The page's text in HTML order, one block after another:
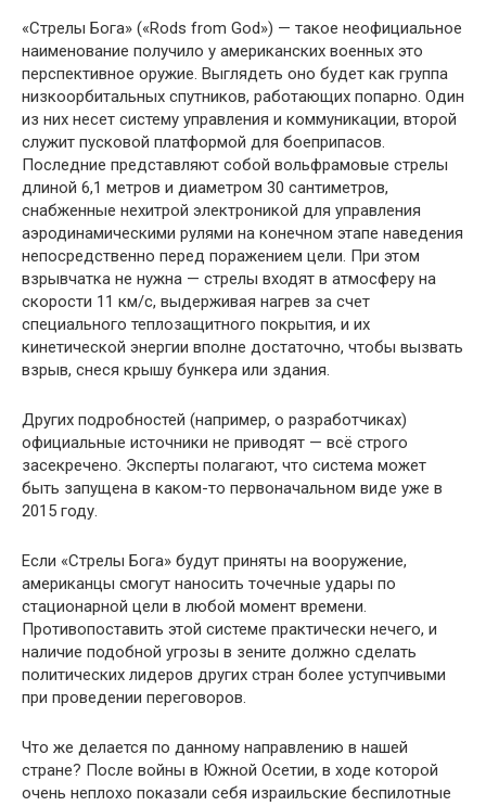
«Стрелы Бога» («Rods from God») — такое неофициальное
наименование получило у американских военных это
перспективное оружие. Выглядеть оно будет как группа
низкоорбитальных спутников, работающих попарно. Один
из них несет систему управления и коммуникации, второй
служит пусковой платформой для боеприпасов.
Последние представляют собой вольфрамовые стрелы
длиной 6,1 метров и диаметром 30 сантиметров,
снабженные нехитрой электроникой для управления
аэродинамическими рулями на конечном этапе наведения
непосредственно перед поражением цели. При этом
взрывчатка не нужна — стрелы входят в атмосферу на
скорости 11 км/с, выдерживая нагрев за счет
специального теплозащитного покрытия, и их
кинетической энергии вполне достаточно, чтобы вызвать
взрыв, снеся крышу бункера или здания.
Других подробностей (например, о разработчиках)
официальные источники не приводят — всё строго
засекречено. Эксперты полагают, что система может
быть запущена в каком-то первоначальном виде уже в
2015 году.
Если «Стрелы Бога» будут приняты на вооружение,
американцы смогут наносить точечные удары по
стационарной цели в любой момент времени.
Противопоставить этой системе практически нечего, и
наличие подобной угрозы в зените должно сделать
политических лидеров других стран более уступчивыми
при проведении переговоров.
Что же делается по данному направлению в нашей
стране? После войны в Южной Осетии, в ходе которой
очень неплохо показали себя израильские беспилотные